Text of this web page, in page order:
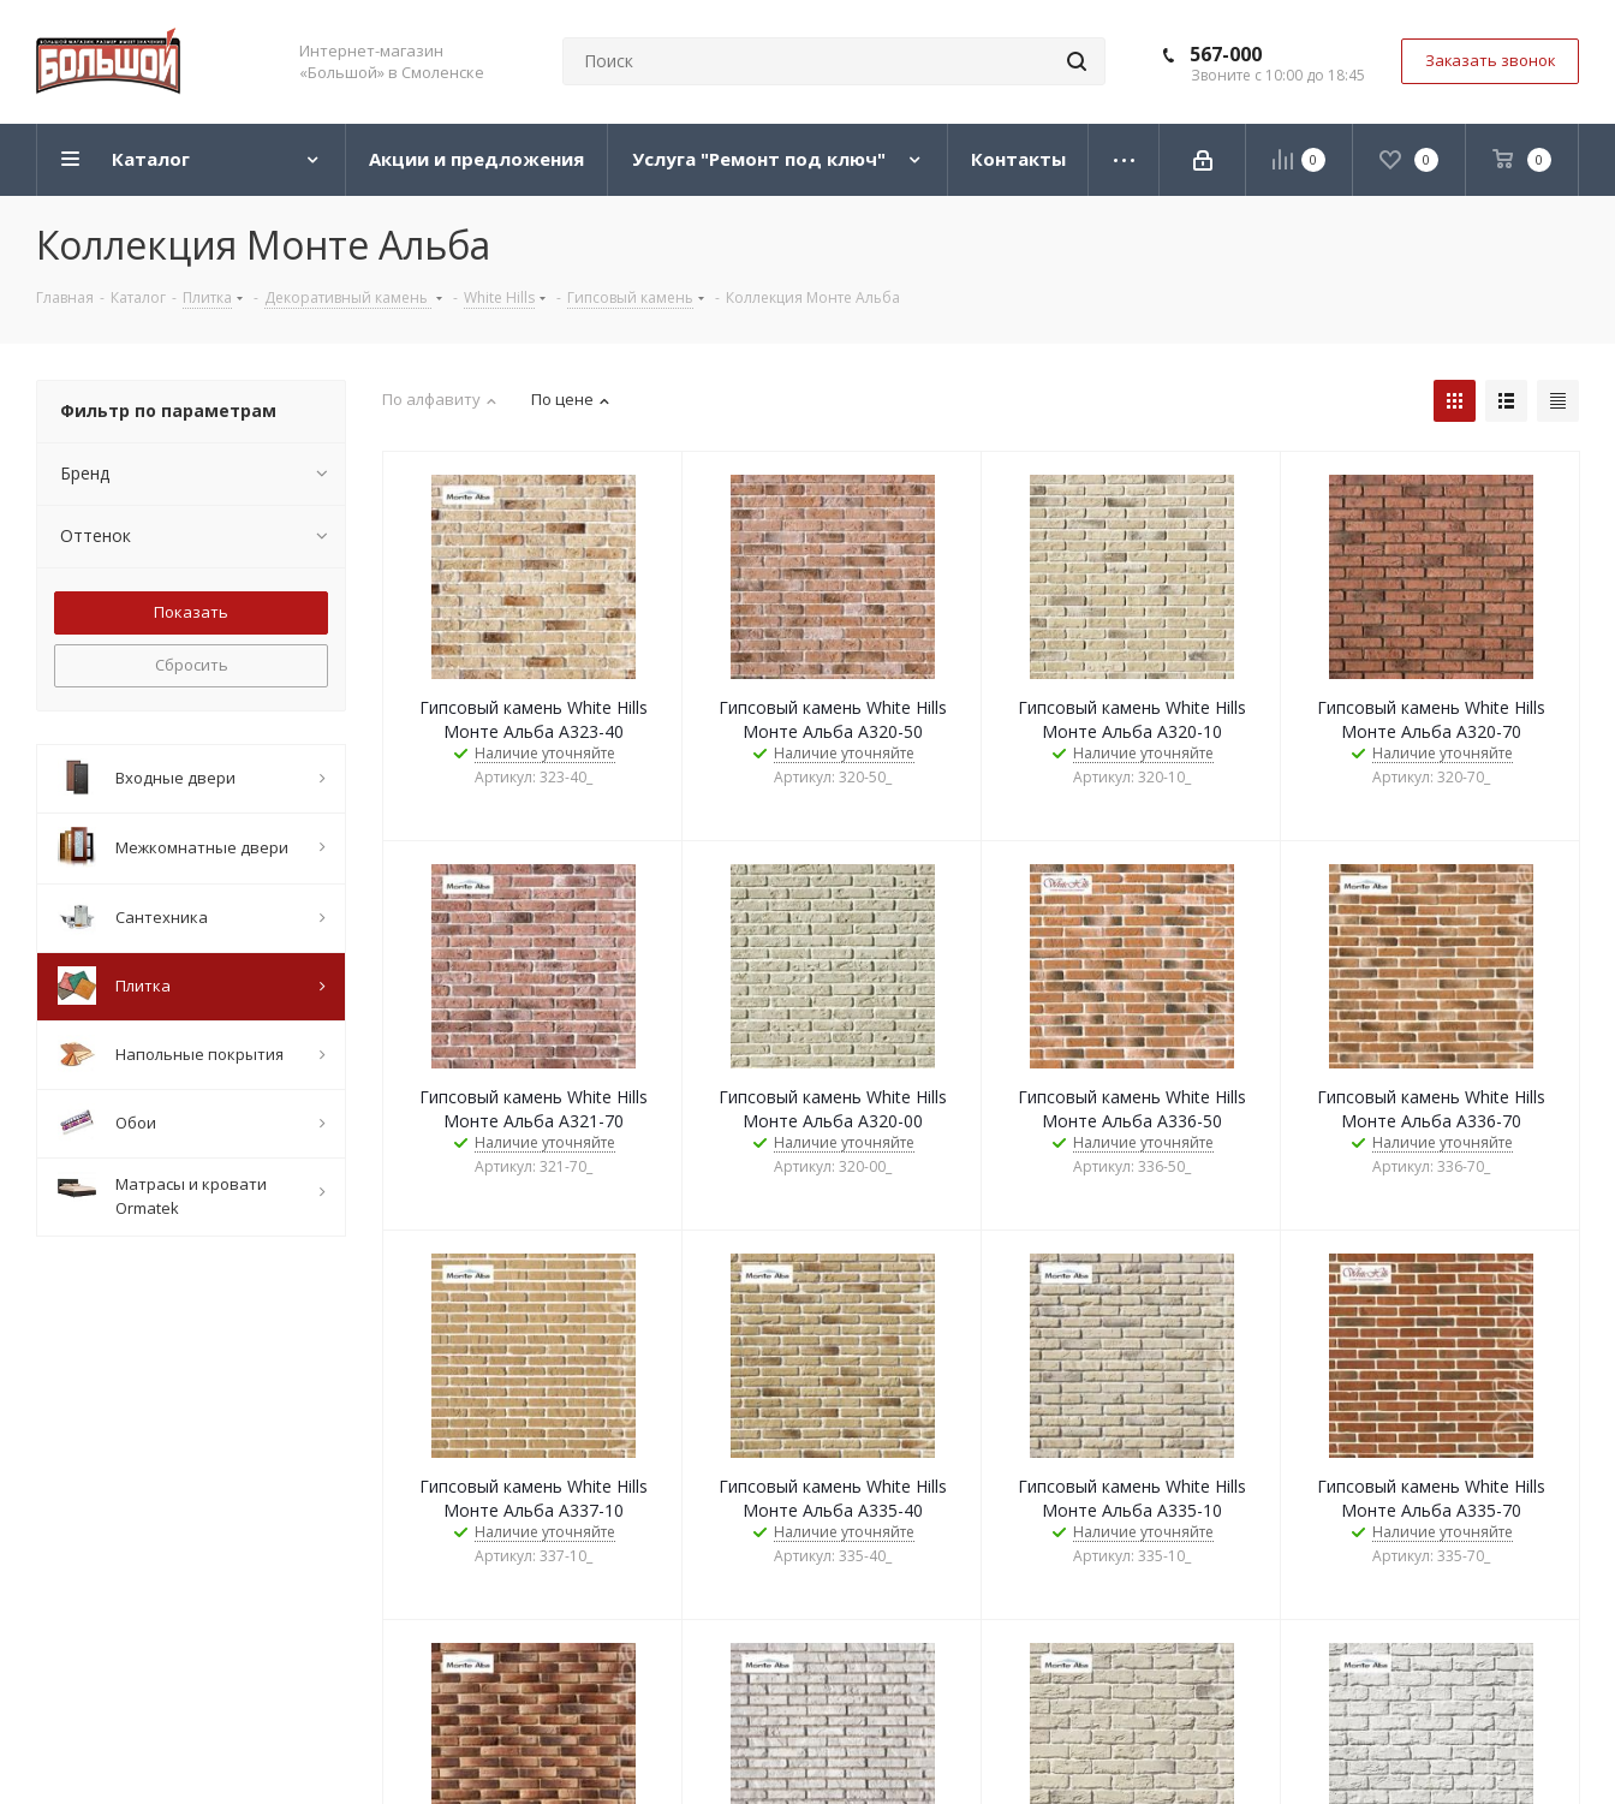
Интернет-магазин
«Большой» в Смоленске
567-000
Звоните с 10:00 до 18:45
Заказать звонок
0 0 0
Каталог Акции и предложения Услуга "Ремонт под ключ" Контакты
Коллекция Монте Альба
Главная - Каталог - Плитка - Декоративный камень - White Hills - Гипсовый камень - Коллекция Монте Альба
По алфавиту По цене
Гипсовый камень White Hills
Монте Альба А323-40
Наличие уточняйте
Артикул: 323-40_
Гипсовый камень White Hills
Монте Альба А320-50
Наличие уточняйте
Артикул: 320-50_
Гипсовый камень White Hills
Монте Альба А320-10
Наличие уточняйте
Артикул: 320-10_
Гипсовый камень White Hills
Монте Альба А320-70
Наличие уточняйте
Артикул: 320-70_
Гипсовый камень White Hills
Монте Альба А321-70
Наличие уточняйте
Артикул: 321-70_
Гипсовый камень White Hills
Монте Альба А320-00
Наличие уточняйте
Артикул: 320-00_
Гипсовый камень White Hills
Монте Альба А336-50
Наличие уточняйте
Артикул: 336-50_
Гипсовый камень White Hills
Монте Альба А336-70
Наличие уточняйте
Артикул: 336-70_
Гипсовый камень White Hills
Монте Альба А337-10
Наличие уточняйте
Артикул: 337-10_
Гипсовый камень White Hills
Монте Альба А335-40
Наличие уточняйте
Артикул: 335-40_
Гипсовый камень White Hills
Монте Альба А335-10
Наличие уточняйте
Артикул: 335-10_
Гипсовый камень White Hills
Монте Альба А335-70
Наличие уточняйте
Артикул: 335-70_
Фильтр по параметрам
Бренд
Оттенок
Сбросить
Входные двери
Межкомнатные двери
Сантехника
Плитка
Напольные покрытия
Обои
Матрасы и кровати
Ormatek